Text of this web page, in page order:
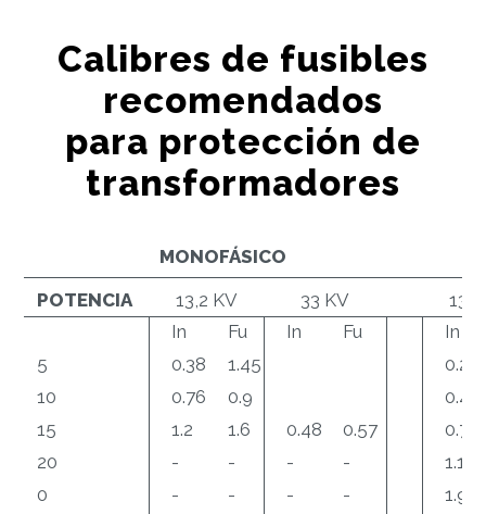
Calibres de fusibles
recomendados
para protección de
transformadores
MONOFÁSICO
POTENCIA
13,2 KV 33 KV
In
Fu In Fu
In
5
0.38 1.45
0.22
10
0.76 0.9
0.44
15
1.2 1.6 0.48 0.57
0.7
20
- - - -
1.1
0
- - - -
1.95